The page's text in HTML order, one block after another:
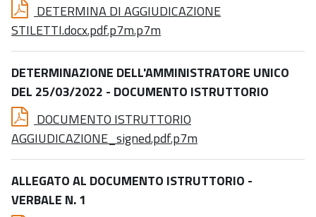
DETERMINA DI AGGIUDICAZIONE
STILETTI.docx.pdf.p7m.p7m
DETERMINAZIONE DELL'AMMINISTRATORE UNICO
DEL 25/03/2022 - DOCUMENTO ISTRUTTORIO
DOCUMENTO ISTRUTTORIO
AGGIUDICAZIONE_signed.pdf.p7m
ALLEGATO AL DOCUMENTO ISTRUTTORIO -
VERBALE N. 1